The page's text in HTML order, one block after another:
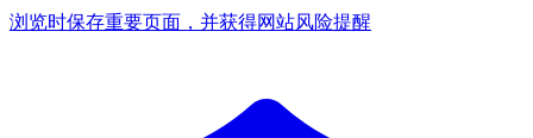
浏览时保存重要页面，并获得网站风险提醒